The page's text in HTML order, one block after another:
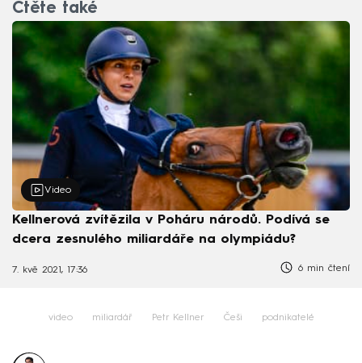
Čtěte také
Video
Kellnerová zvítězila v Poháru národů. Podívá se
dcera zesnulého miliardáře na olympiádu?
7. kvě 2021, 17:36 6 min čtení
video miliardář Petr Kellner Češi podnikatelé